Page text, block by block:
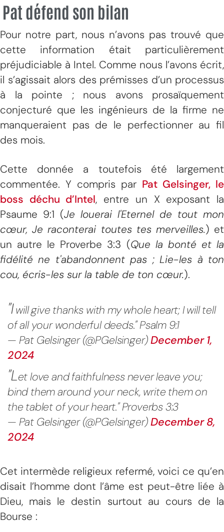
Pat défend son bilan
Pour notre part, nous n’avons pas trouvé que
cette information était particulièrement
préjudiciable à Intel. Comme nous l’avons écrit,
il s’agissait alors des prémisses d’un processus
à la pointe ; nous avons prosaïquement
conjecturé que les ingénieurs de la firme ne
manqueraient pas de le perfectionner au fil
des mois.
Cette donnée a toutefois été largement
commentée. Y compris par Pat Gelsinger, le
boss déchu d’Intel, entre un X exposant la
Psaume 9:1 (Je louerai l'Eternel de tout mon
cœur, Je raconterai toutes tes merveilles.) et
un autre le Proverbe 3:3 (Que la bonté et la
fidélité ne t'abandonnent pas ; Lie-les à ton
cou, écris-les sur la table de ton cœur.).
"Iwill give thanks with my whole heart; I will tell
of all your wonderful deeds." Psalm 9:1
— Pat Gelsinger (@PGelsinger)December 1,
2024
"Let love and faithfulness never leave you;
bind them around your neck, write them on
the tablet of your heart." Proverbs 3:3
— Pat Gelsinger (@PGelsinger)December 8,
2024
Cet intermède religieux refermé, voici ce qu’en
disait l’homme dont l’âme est peut-être liée à
Dieu, mais le destin surtout au cours de la
Bourse :